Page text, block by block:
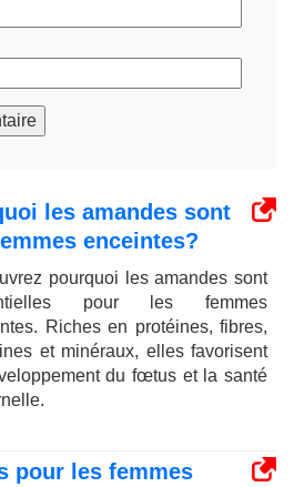
les amandes sont
enceintes?
pourquoi les amandes sont
pour les femmes
Riches en protéines, fibres,
et minéraux, elles favorisent
du fœtus et la santé
pour les femmes